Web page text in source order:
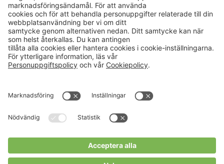
Karriär
Kalender
Verksamheter
Om Hushållningssällskapet
Hushållningssällskapens
Tjänster
Välkommen till Portalen!